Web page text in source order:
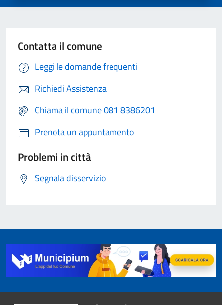
Contatta il comune
Leggi le domande frequenti
Richiedi Assistenza
Chiama il comune 081 8386201
Prenota un appuntamento
Problemi in città
Segnala disservizio